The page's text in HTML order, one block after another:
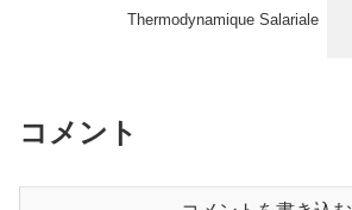
Thermodynamique Salariale
コメント